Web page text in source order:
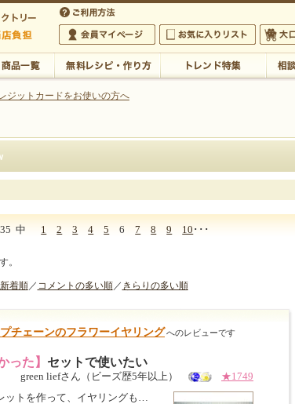
店
クトリー 5,000円以上のご注文で送料は当店が負担いたします
文で送料は当店が負担いたします
会員マイページ
お気に入りリスト 大口注
ジットカードをお使いの方へ
中 1 2 3 4 5 67 8 9 10 ･･･
。
新着順／ コメントの多い順／ きらりの多い順
チェーンのフラワーイヤリングへのレビューです
った】 セットで使いたい
green liefさん（ビーズ歴5年以上）
★1749
ットを作って、イヤリングも…